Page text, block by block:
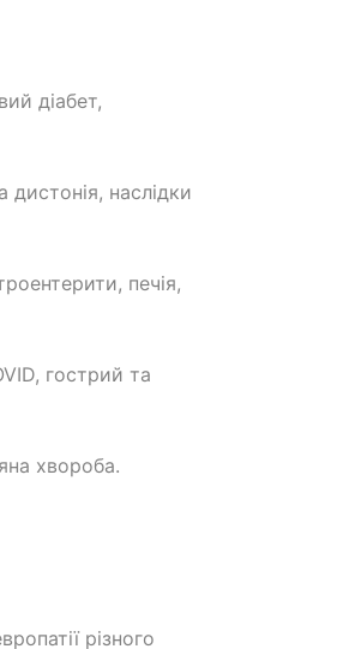
діабет,
дистонія, наслідки
печія,
гострий та
хвороба.
різного